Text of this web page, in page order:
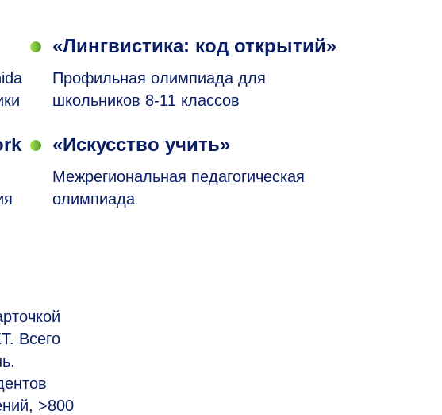
«Лингвистика: код открытий»
Профильная олимпиада для
школьников 8-11 классов
«Искусство учить»
Межрегиональная педагогическая
олимпиада
Всего
>800